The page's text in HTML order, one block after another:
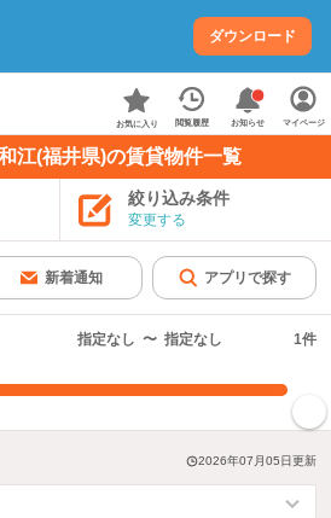
ダウンロード
お気に入り 閲覧履歴 お知らせ マイページ
江(福井県)の賃貸物件一覧
絞り込み条件
変更する
新着通知 アプリで探す
指定なし 〜 指定なし 1件
2026年07月05日更新